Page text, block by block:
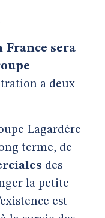
France sera
a deux
Lagardère
terme, de
des
la petite
est